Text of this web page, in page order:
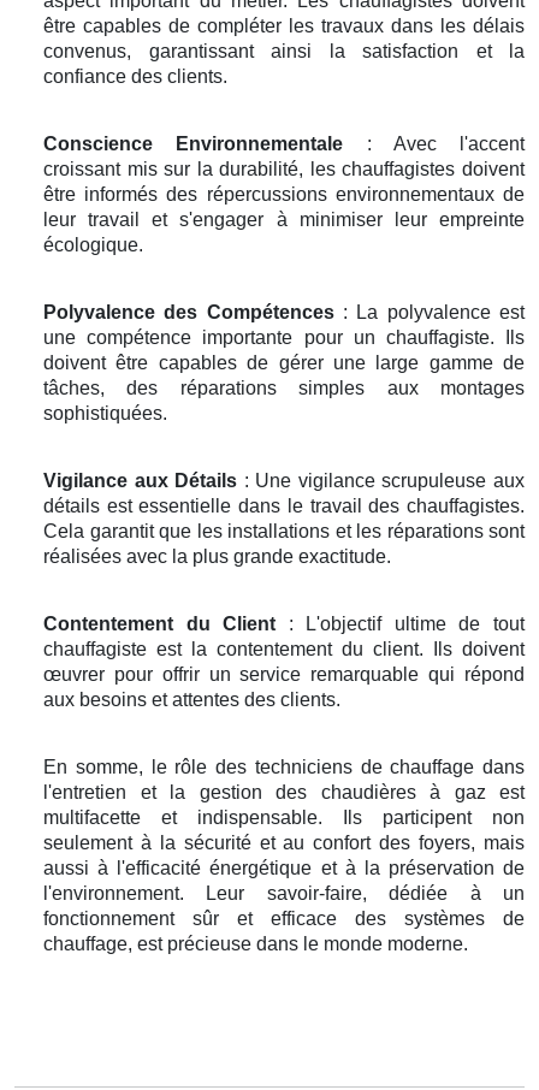
être capables de compléter les travaux dans les délais
convenus, garantissant ainsi la satisfaction et la
confiance des clients.
Conscience Environnementale : Avec l'accent
croissant mis sur la durabilité, les chauffagistes doivent
être informés des répercussions environnementaux de
leur travail et s'engager à minimiser leur empreinte
écologique.
Polyvalence des Compétences: La polyvalence est
une compétence importante pour un chauffagiste. Ils
doivent être capables de gérer une large gamme de
tâches, des réparations simples aux montages
sophistiquées.
Vigilance aux Détails : Une vigilance scrupuleuse aux
détails est essentielle dans le travail des chauffagistes.
Cela garantit que les installations et les réparations sont
réalisées avec la plus grande exactitude.
Contentement du Client: L'objectif ultime de tout
chauffagiste est la contentement du client. Ils doivent
œuvrer pour offrir un service remarquable qui répond
aux besoins et attentes des clients.
En somme, le rôle des techniciens de chauffage dans
l'entretien et la gestion des chaudières à gaz est
multifacette et indispensable. Ils participent non
seulement à la sécurité et au confort des foyers, mais
aussi à l'efficacité énergétique et à la préservation de
l'environnement. Leur savoir-faire, dédiée à un
fonctionnement sûr et efficace des systèmes de
chauffage, est précieuse dans le monde moderne.